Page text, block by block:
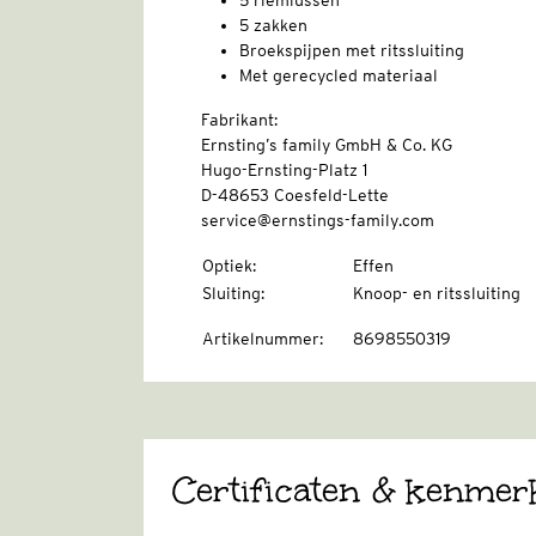
5 zakken
Broekspijpen met ritssluiting
Met gerecycled materiaal
Fabrikant:
Ernsting’s family GmbH & Co. KG
Hugo-Ernsting-Platz 1
D-48653 Coesfeld-Lette
service@ernstings-family.com
Optiek:
Effen
Sluiting: Knoop- en ritssluiting
Artikelnummer: 8698550319
Certificaten &